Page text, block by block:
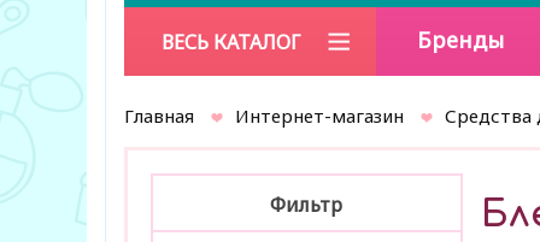
ВЕСЬ КАТАЛОГ Бренды
Главная Интернет-магазин Средства
Фильтр